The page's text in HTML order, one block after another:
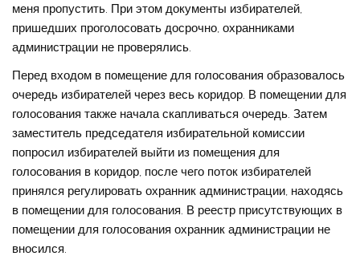
меня пропустить. При этом документы избирателей,
пришедших проголосовать досрочно, охранниками
администрации не проверялись.
Перед входом в помещение для голосования образовалось
очередь избирателей через весь коридор. В помещении для
голосования также начала скапливаться очередь. Затем
заместитель председателя избирательной комиссии
попросил избирателей выйти из помещения для
голосования в коридор, после чего поток избирателей
принялся регулировать охранник администрации, находясь
в помещении для голосования. В реестр присутствующих в
помещении для голосования охранник администрации не
вносился.